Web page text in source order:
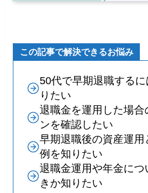
この記事で解決できるお悩み
50代で早期退職する
りたい
退職金を運用した場合
ンを確認したい
早期退職後の資産運用
例を知りたい
退職金運用や年金に
きか知りたい